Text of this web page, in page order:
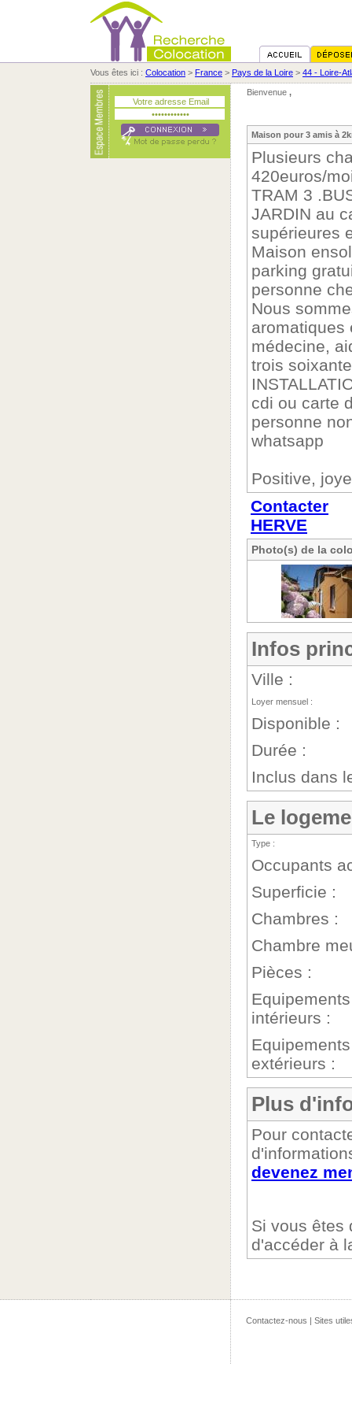
Vous êtes ici : Colocation > France > Pays de la Loire > 44 - Loire-
Bienvenue ,
Maison pour 3 amis à
Plusieurs
420euros/
TRAM 3
JARDIN au
supérieures
Maison
parking
personne
Nous
aromatiques
médecine,
trois
cdi ou carte
personne
whatsapp
Positive,
Contacter
HERVE
Photo(s) de la
Infos
Ville :
Loyer mensuel :
Disponible :
Durée :
Inclus dans
Le
Type :
Occupants
Superficie :
Chambres :
Chambre
Pièces :
Equipements
intérieurs :
Equipements
extérieurs :
Plus
Pour
devenez
Si vous êtes
d'accéder à
Contactez-nous | Sites